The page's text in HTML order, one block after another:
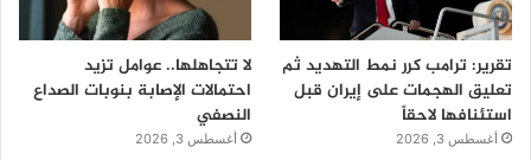
تقرير: ترامب كرر نمط التهديد ثم
تعليق الهجمات على إيران قبل
استئنافها لاحقاً
أغسطس 3, 2026
لا تتجاهلها.. عوامل تزيد
احتمالات الإصابة بنوبات الصداع
النصفي
أغسطس 3, 2026